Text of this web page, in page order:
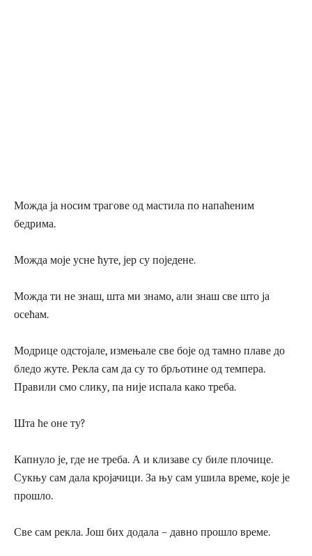
Можда ја носим трагове од мастила по напаћеним
бедрима.
Можда моје усне ћуте, јер су поједене.
Можда ти не знаш, шта ми знамо, али знаш све што ја
осећам.
Модрице одстојале, измењале све боје од тамно плаве до
бледо жуте. Рекла сам да су то брљотине од темпера.
Правили смо слику, па није испала како треба.
Шта ће оне ту?
Капнуло је, где не треба. А и клизаве су биле плочице.
Сукњу сам дала кројачици. За њу сам ушила време, које је
прошло.
Све сам рекла. Још бих додала – давно прошло време.